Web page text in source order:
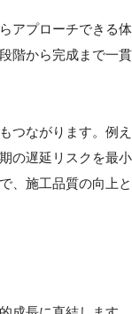
アプローチできる
階から完成まで一
つながります。例
遅延リスクを最
、施工品質の向上